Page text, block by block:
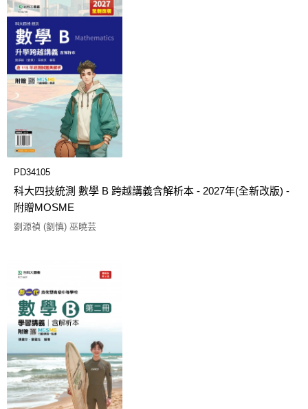
PD34105
科大四技統測 數學 B 跨越講義含解析本 - 2027年(全新改版) -
附贈MOSME
劉源禎 (劉慎) 巫曉芸